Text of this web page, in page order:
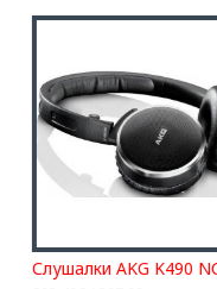
Слушалки AKG K490 NC